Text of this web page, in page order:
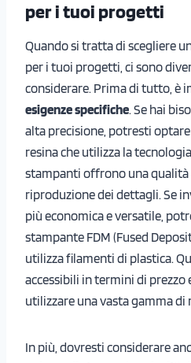
per i tuoi progetti
Quando si tratta di scegliere
per i tuoi progetti, ci sono
considerare. Prima di tutto, è
esigenze specifiche. Se hai
alta precisione, potresti
resina che utilizza la
stampanti offrono una qualità
riproduzione dei dettagli. Se
più economica e versatile,
stampante FDM (Fused
utilizza filamenti di plastica.
accessibili in termini di
utilizzare una vasta gamma di
In più, dovresti considerare